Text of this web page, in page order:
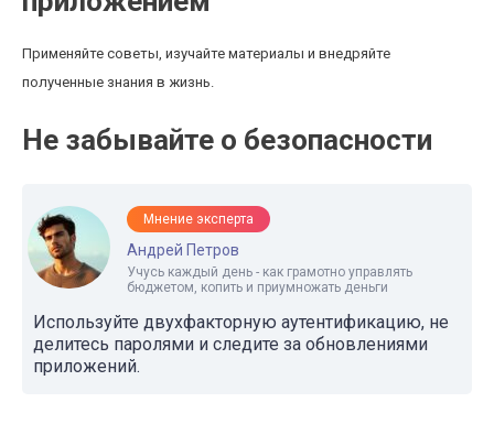
Применяйте советы, изучайте материалы и внедряйте
полученные знания в жизнь.
Не забывайте о безопасности
Мнение эксперта
Андрей Петров
Учусь каждый день - как грамотно управлять
бюджетом, копить и приумножать деньги
Используйте двухфакторную аутентификацию, не
делитесь паролями и следите за обновлениями
приложений.